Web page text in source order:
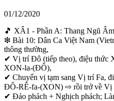
01/12/2020
🎵 XÂ1 - Phần A: Thang Ngũ
❇ Bài 10: Dân Ca Việt Nam
thông thường,
✔ Vị trí Đô (tiếp theo), điệu thức
XON-la-(ĐÔ),
✔ Chuyển vị tạm sang Vị trí Fa,
ĐÔ-RÊ-fa-(XON) ⇨ rồi trở về Vị
✔ Đảo phách + Nghịch phách;